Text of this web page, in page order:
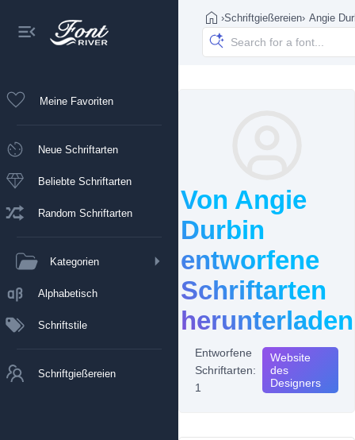
Meine Favoriten
Neue Schriftarten
Beliebte Schriftarten
Random Schriftarten
Kategorien
Alphabetisch
Schriftstile
Schriftgießereien
›Schriftgießereien› Angie
Von Angie
Durbin
entworfene
Schriftarten
herunterladen
Entworfene
Schriftarten:
1
Website
des
Designers